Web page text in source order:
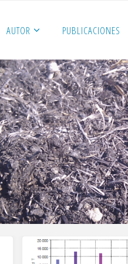
AUTOR PUBLICACIONES